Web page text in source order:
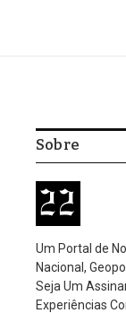
Judiciário
PL que
Atualizado:
Numa resposta